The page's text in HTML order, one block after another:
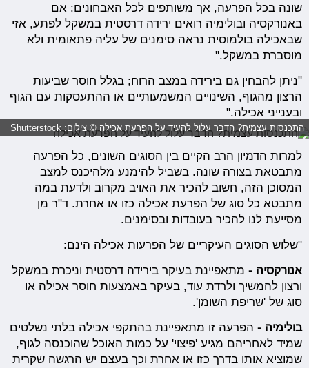
שונה בכל הפרעה, אך משותפים לכל האבחונים: אם
באנורקסיה ובולימיה רואים ירידה דרסטית במשקל לפתע, אזי
שבאכילה בולמוסית נראה סימנים של עליה פתאומית ולא
מוסברת במשקל."
"ניתן להבחין גם בירידה במצב הרוח; בגלל חוסר שביעות
הרצון מהגוף, השינויים המשמעותיים או ההתעסקות עם הגוף
ובענייני אכילה."
התכנסות עצמית? הדבר עלול להעיד על הפרעת אכילה © צילום: Shutterstock
למרות הדמיון הרב הקיים בין הסוגים השונים, כל הפרעה
מתבטאת בצורה שונה. בשביל להימנע מלהיכנס למצב
המסוכן הזה, חשוב להכיר את האויב מקרוב ולדעת במה
מתבטא כל סוג של הפרעת אכילה כזו או אחרת. ד"ר מן
מסייעת לנו להכיר בעובדות ובסימנים.
"שלוש הסוגים העיקריים של הפרעות אכילה הינם:
אנורקסיה - מתאפיינת בעיקר בירידה דרסטית וניכרת במשקל
ורצון להמשיך ולרדת עוד, בעיקר באמצעות חוסר אכילה או
סוג של 'שריפת השומן'.
בולימיה - הפרעה זו מתאפיינת בהתקפי אכילה בלתי נשלטים
שמיד לאחריהם מגיע 'פיצוי' על כמות האוכל שהוכנסה לגוף,
שמוציא אותו בדרך כזו או אחרת וכך בעצם יש הרגשה שקרית